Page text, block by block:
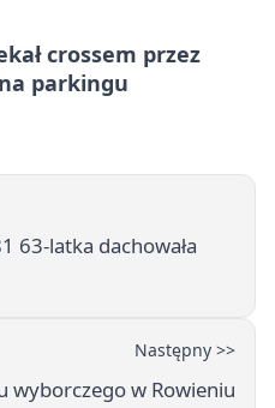
crossem przez
parkingu
63-latka dachowała
Następny >>
wyborczego w Rowieniu